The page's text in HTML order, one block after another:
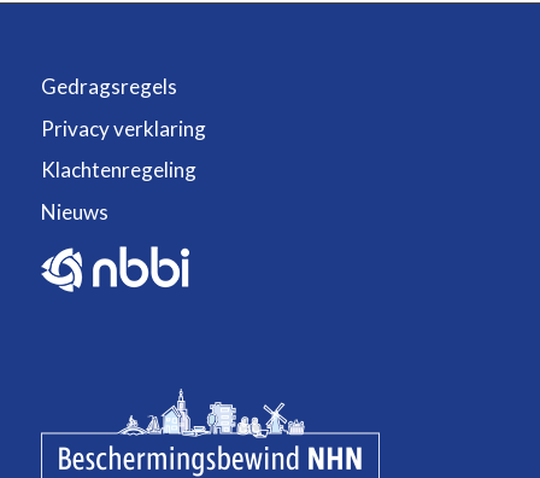
Gedragsregels
Privacy verklaring
Klachtenregeling
Nieuws